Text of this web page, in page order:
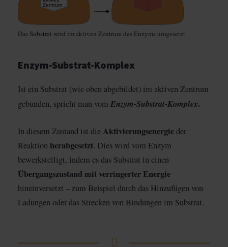
Das Substrat wird im aktiven Zentrum des Enzyms umgesetzt
Enzym-Substrat-Komplex
Ist ein Substrat (wie oben abgebildet) im aktiven Zentrum
gebunden, spricht man vom Enzym-Substrat-Komplex.
In diesem Zustand ist dieAktivierungsenergieder
Reaktion herabgesetzt. Dies wird vom Enzym
bewerkstelligt, indem es das Substrat in einen
Übergangszustand mit verringerter Energie
hineinversetzt – zum Beispiel durch das Hinzufügen von
Ladungen oder das Strecken von Bindungen im Substrat.